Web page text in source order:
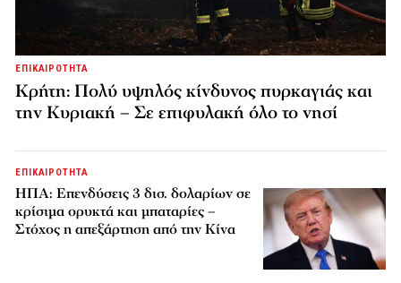
ΕΠΙΚΑΙΡΟΤΗΤΑ
Κρήτη: Πολύ υψηλός κίνδυνος πυρκαγιάς και
την Κυριακή – Σε επιφυλακή όλο το νησί
ΕΠΙΚΑΙΡΟΤΗΤΑ
ΗΠΑ: Επενδύσεις 3 δισ. δολαρίων σε
κρίσιμα ορυκτά και μπαταρίες –
Στόχος η απεξάρτηση από την Κίνα